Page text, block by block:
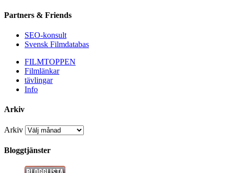
Partners & Friends
SEO-konsult
Svensk Filmdatabas
FILMTOPPEN
Filmlänkar
tävlingar
Info
Arkiv
Arkiv
Bloggtjänster